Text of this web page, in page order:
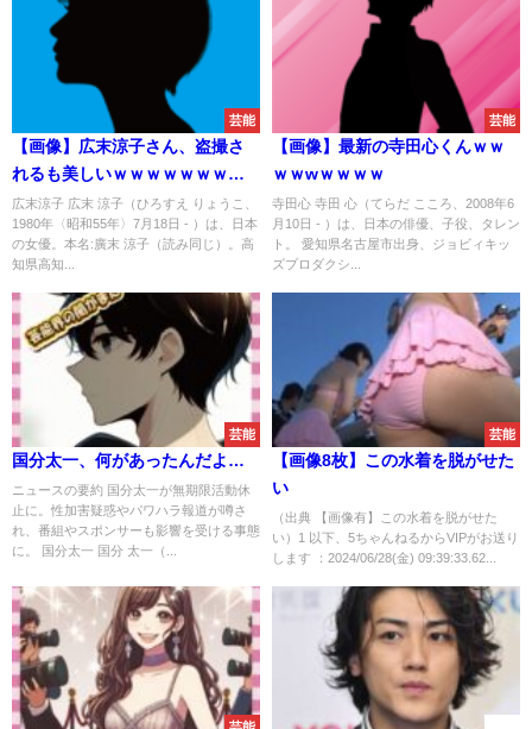
芸能
【画像】広末涼子さん、盗撮さ
れるも美しいｗｗｗｗｗｗｗｗ
ｗｗｗｗｗｗｗｗｗｗｗｗｗｗ
広末涼子 広末 涼子（ひろすえ りょうこ、
1980年〈昭和55年〉7月18日 - ）は、日本
の女優。本名:廣末 涼子（読み同じ）。高
知県高知...
芸能
【画像】最新の寺田心くんｗｗ
ｗｗwｗｗｗｗ
寺田心 寺田 心（てらだ こころ、2008年6
月10日 - ）は、日本の俳優、子役、タレン
ト。 愛知県名古屋市出身、ジョビィキッ
ズプロダクシ...
芸能
国分太一、何があったんだよ…
ニュースの要約 国分太一が無期限活動休
止に。性加害疑惑やパワハラ報道が噂さ
れ、番組やスポンサーも影響を受ける事態
に。 国分太一 国分 太一（...
芸能
【画像8枚】この水着を脱がせた
い
（出典 【画像有】この水着を脱がせた
い）1 以下、5ちゃんねるからVIPがお送り
します ：2024/06/28(金) 09:39:33.62...